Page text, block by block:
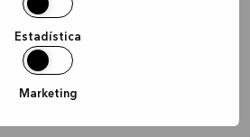
Estadística
Marketing